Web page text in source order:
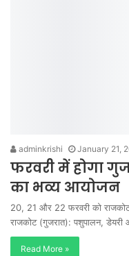
adminkrishi January 21,
फरवरी में होगा
का भव्य आयोजन
20, 21 और 22 फरवरी को
राजकोट (गुजरात): पशुपालन,
Read More »